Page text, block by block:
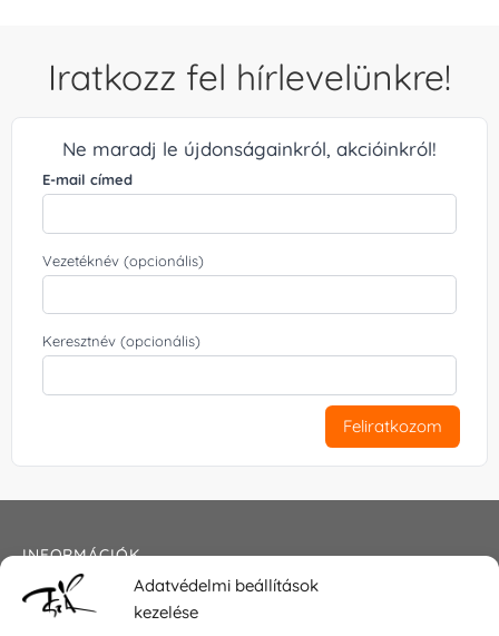
Adatvédelmi beállítások
kezelése
Iratkozz fel hírlevelünkre!
Ne maradj le újdonságainkról, akcióinkról!
E-mail címed
Vezetéknév (opcionális)
Keresztnév (opcionális)
Feliratkozom
INFORMÁCIÓK
Általános szerződési feltételek